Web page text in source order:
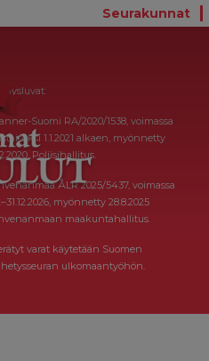
Seurakunnat
Suomi RA/2020/1538, voimassa
1.1.2021 alkaen, myönnetty
Poliisihallitus.
ÅLR 2025/5437, voimassa
myönnetty 28.8.2025
maakuntahallitus.
varat käytetään Suomen
ulkomaantyöhön.